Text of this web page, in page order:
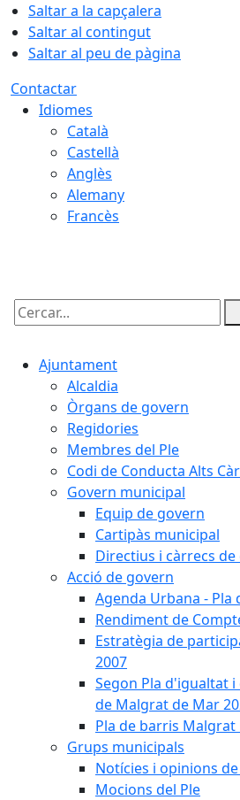
Saltar a la capçalera
Saltar al contingut
Saltar al peu de pàgina
Contactar
Idiomes
Català
Castellà
Anglès
Alemany
Francès
Cercar:
Ajuntament
Alcaldia
Òrgans de govern
Regidories
Membres del Ple
Codi de Conducta Alts
Govern municipal
Equip de govern
Cartipàs municipal
Directius i càrrecs
Acció de govern
Agenda Urbana - Pla
Rendiment de
Estratègia de
2007
Segon Pla d'igualtat
de Malgrat de Mar
Pla de barris
Grups municipals
Notícies i opinions
Mocions del Ple